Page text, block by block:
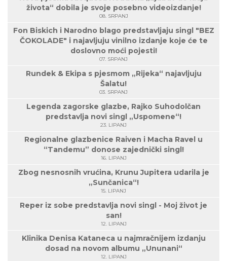
života“ dobila je svoje posebno videoizdanje!
08. SRPANJ
Fon Biskich i Narodno blago predstavljaju singl "BEZ
ČOKOLADE" i najavljuju vinilno izdanje koje će te
doslovno moći pojesti!
07. SRPANJ
Rundek & Ekipa s pjesmom „Rijeka“ najavljuju
Šalatu!
03. SRPANJ
Legenda zagorske glazbe, Rajko Suhodolčan
predstavlja novi singl „Uspomene“!
23. LIPANJ
Regionalne glazbenice Raiven i Macha Ravel u
“Tandemu” donose zajednički singl!
16. LIPANJ
Zbog nesnosnih vrućina, Krunu Jupitera udarila je
„Sunčanica“!
15. LIPANJ
Reper iz sobe predstavlja novi singl - Moj život je
san!
12. LIPANJ
Klinika Denisa Kataneca u najmračnijem izdanju
dosad na novom albumu „Ununani“
12. LIPANJ